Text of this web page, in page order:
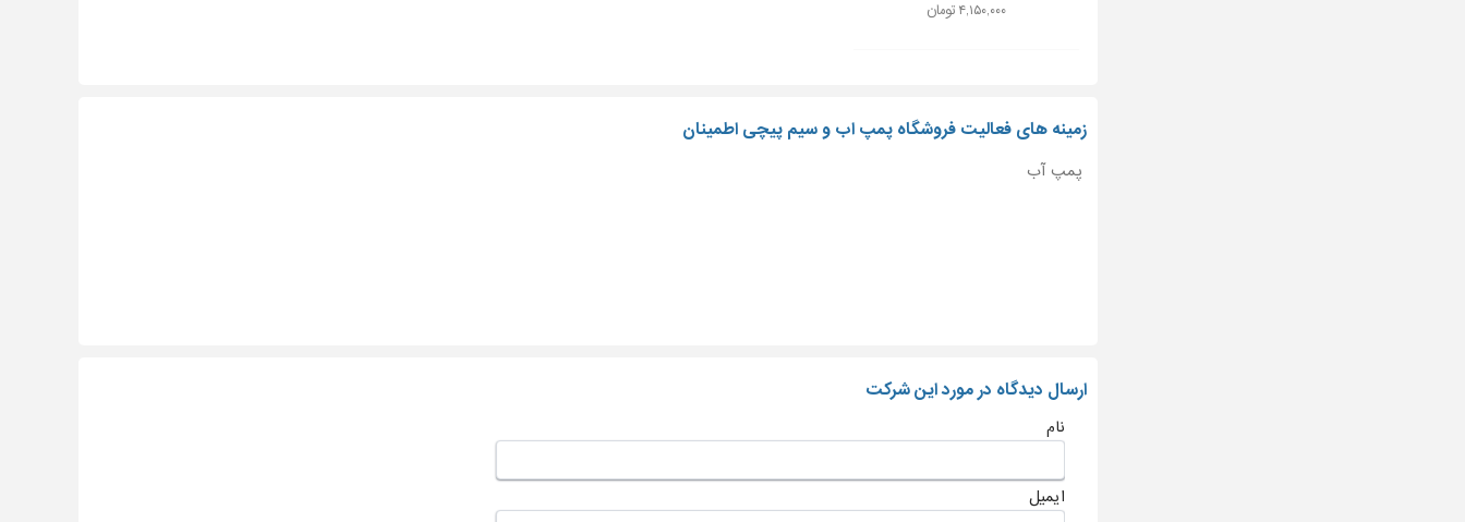
۴,۱۵۰,۰۰۰ تومان
زمینه های فعالیت فروشگاه پمپ اب و سیم پیچی اطمینان
پمپ آب
ارسال دیدگاه در مورد این شرکت
نام
ایمیل